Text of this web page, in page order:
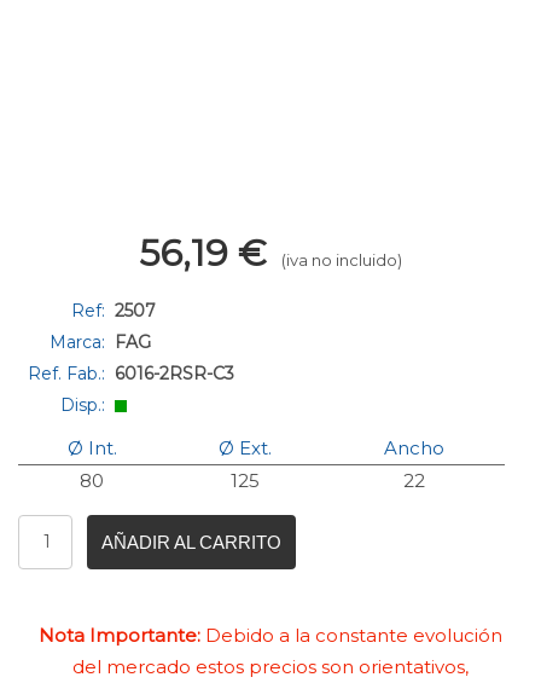
56,19 € (iva no incluido)
Ref: 2507
Marca:
FAG
Ref. Fab.: 6016-2RSR-C3
Disp.:
Ø Int. Ø Ext.
Ancho
80
125 22
AÑADIR AL CARRITO
Nota Importante: Debido a la constante evolución
del mercado estos precios son orientativos,